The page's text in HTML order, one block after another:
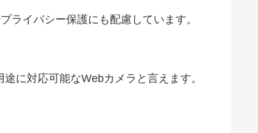
ライバシー保護にも配慮しています。
に対応可能なWebカメラと言えます。